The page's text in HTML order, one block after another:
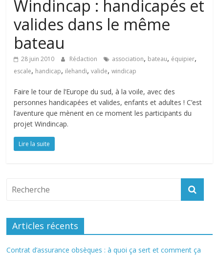
famille
Windincap : handicapés et
valides dans le même
bateau
28 juin 2010 Rédaction association, bateau, équipier,
escale, handicap, ilehandi,valide,windicap
Faire le tour de l’Europe du sud, à la voile, avec des
personnes handicapées et valides, enfants et adultes ! C’est
l’aventure que mènent en ce moment les participants du
projet Windincap.
Lire la suite
Articles récents
Contrat d’assurance obsèques : à quoi ça sert et comment ça